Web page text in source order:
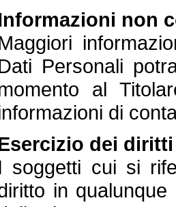
non
Personali
al
di
dei
soggetti cui si
in